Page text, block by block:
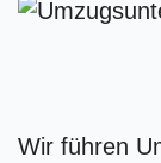
Wir führen